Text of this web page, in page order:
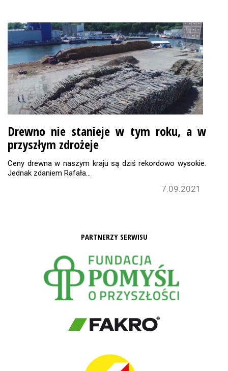
Drewno nie stanieje w tym roku, a w
przyszłym zdrożeje
Ceny drewna w naszym kraju są dziś rekordowo wysokie.
Jednak zdaniem Rafała…
7.09.2021
PARTNERZY SERWISU